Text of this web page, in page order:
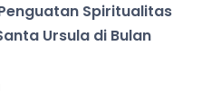
Spiritualitas
Ursula di Bulan